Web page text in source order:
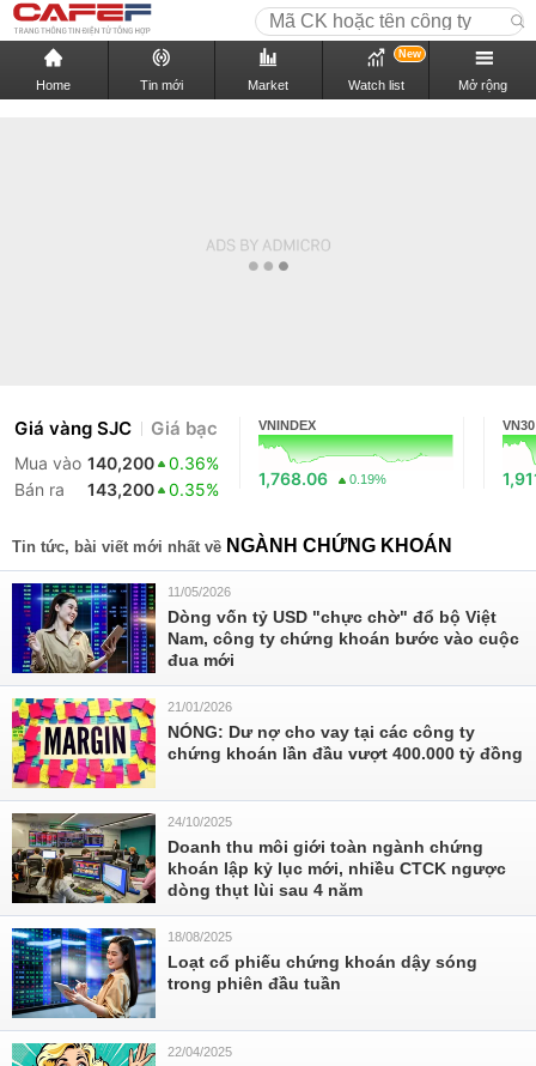
Home Tin mới Market Watch list
New
Mở rộng
Giá vàng SJC Giá bạc
Mua vào 140,200
0.36%
Bán ra
143,200 0.35%
VNINDEX
1,768.06 0.19%
VN30
Tin tức, bài viết mới nhất về NGÀNH CHỨNG KHOÁN
11/05/2026
Dòng vốn tỷ USD "chực chờ" đổ bộ Việt
Nam, công ty chứng khoán bước vào cuộc
đua mới
21/01/2026
NÓNG: Dư nợ cho vay tại các công ty
chứng khoán lần đầu vượt 400.000 tỷ đồng
24/10/2025
Doanh thu môi giới toàn ngành chứng
khoán lập kỷ lục mới, nhiều CTCK ngược
dòng thụt lùi sau 4 năm
18/08/2025
Loạt cổ phiếu chứng khoán dậy sóng
trong phiên đầu tuần
22/04/2025